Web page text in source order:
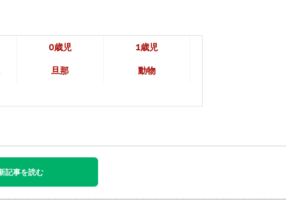
0歳児 1歳児
旦那 動物
記事を読む